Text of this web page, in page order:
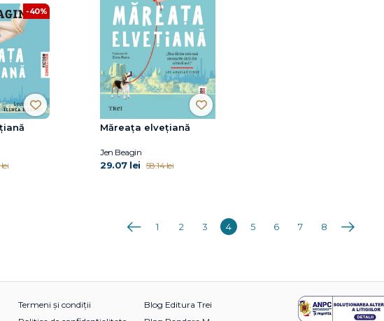
-40%
Măreața elvețiană
Jen Beagin
29.07 lei 58.14 lei
Anterioara
1 2 3 4 5 6 7 8 Următoarea
Termeni și condiții
Blog Editura Trei